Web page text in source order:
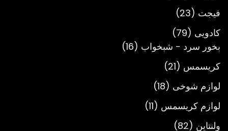
فیجت 23
23
محصول
کادویی 79
79
محصول
بخور سرد - شبخواب 16
16
کریسمس 21
21
محصول
لوازم شوخی 18
18
محصول
لوازم کریسمس 11
11
ولنتاین 82
82